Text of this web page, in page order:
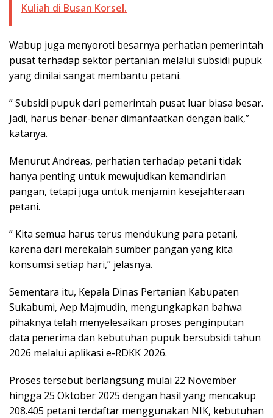
Kuliah di Busan Korsel.
Wabup juga menyoroti besarnya perhatian pemerintah
pusat terhadap sektor pertanian melalui subsidi pupuk
yang dinilai sangat membantu petani.
” Subsidi pupuk dari pemerintah pusat luar biasa besar.
Jadi, harus benar-benar dimanfaatkan dengan baik,”
katanya.
Menurut Andreas, perhatian terhadap petani tidak
hanya penting untuk mewujudkan kemandirian
pangan, tetapi juga untuk menjamin kesejahteraan
petani.
” Kita semua harus terus mendukung para petani,
karena dari merekalah sumber pangan yang kita
konsumsi setiap hari,” jelasnya.
Sementara itu, Kepala Dinas Pertanian Kabupaten
Sukabumi, Aep Majmudin, mengungkapkan bahwa
pihaknya telah menyelesaikan proses penginputan
data penerima dan kebutuhan pupuk bersubsidi tahun
2026 melalui aplikasi e-RDKK 2026.
Proses tersebut berlangsung mulai 22 November
hingga 25 Oktober 2025 dengan hasil yang mencakup
208.405 petani terdaftar menggunakan NIK, kebutuhan